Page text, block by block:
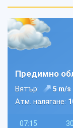
Предимно
Вятър: 5 m/s
Атм. налягане:
07:15